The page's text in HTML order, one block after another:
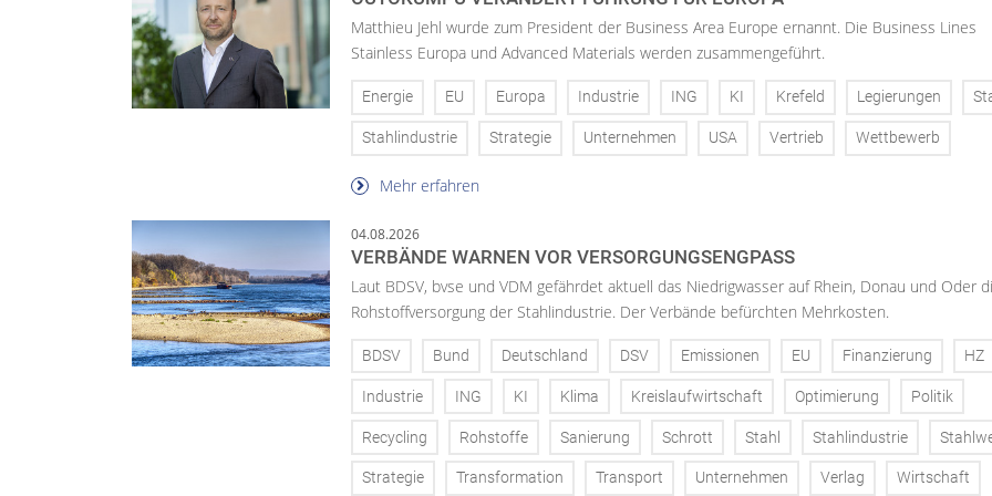
Matthieu Jehl wurde zum President der Business Area Europe ernannt. Die Business Lines
Stainless Europa und Advanced Materials werden zusammengeführt.
Energie EU Europa Industrie ING KI Krefeld Legierungen
Stahlindustrie Strategie Unternehmen USA Vertrieb Wettbewerb
Mehr erfahren
04.08.2026
VERBÄNDE WARNEN VOR VERSORGUNGSENGPASS
Laut BDSV, bvse und VDM gefährdet aktuell das Niedrigwasser auf Rhein, Donau und Oder
Rohstoffversorgung der Stahlindustrie. Der Verbände befürchten Mehrkosten.
BDSV Bund Deutschland DSV Emissionen EU Finanzierung HZ
Industrie ING KI Klima Kreislaufwirtschaft Optimierung Politik
Recycling Rohstoffe Sanierung Schrott Stahl Stahlindustrie
Strategie Transformation Transport Unternehmen Verlag Wirtschaft